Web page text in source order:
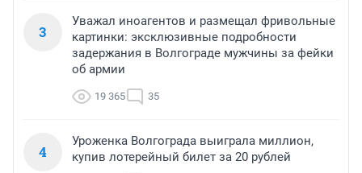
3
Уважал иноагентов и размещал фривольные
картинки: эксклюзивные подробности
задержания в Волгограде мужчины за фейки
об армии
19 365 35
4
Уроженка Волгограда выиграла миллион,
купив лотерейный билет за 20 рублей